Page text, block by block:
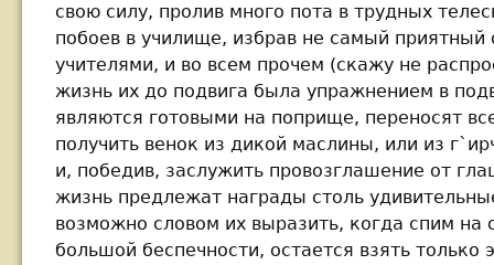
свою силу, пролив много пота в трудных
побоев в училище, избрав не самый
учителями, и во всем прочем (скажу не
жизнь их до подвига была упражнением в
являются готовыми на поприще, переносят
получить венок из дикой маслины, или из
и, победив, заслужить провозглашение от
жизнь предлежат награды столь
возможно словом их выразить, когда спим на
большой беспечности, остается взять